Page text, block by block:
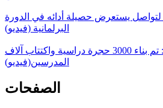
لتواصل يستعرض حصيلة أدائه في الدورة
البرلمانية (فيديو)
الوزير الأول: تم بناء 3000 حجرة دراسية واكتتاب آلاف
المدرسين(فيديو)
الصفحات